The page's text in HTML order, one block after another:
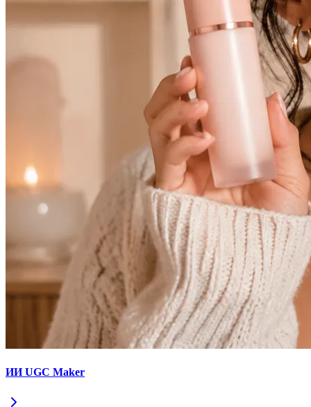
ИИ UGC Maker